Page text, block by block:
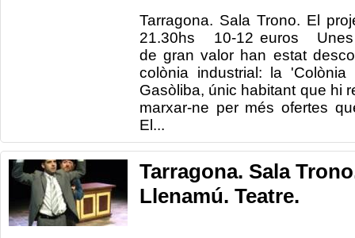
Tarragona. Sala Trono. El
21.30hs 10-12 euros Unes
de gran valor han estat
colònia industrial: la 'Colònia
Gasòliba, únic habitant que hi
marxar-ne per més ofertes
El...
Tarragona. Sala
Llenamú. Teatre.